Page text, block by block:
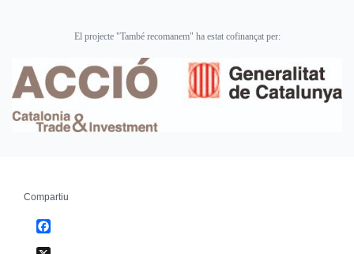
El projecte "També recomanem" ha estat cofinançat per:
Compartiu